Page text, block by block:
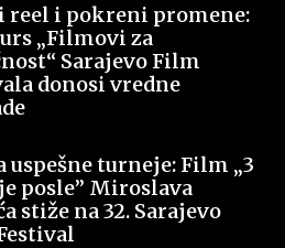
reel i pokreni promene:
„Filmovi za
Sarajevo Film
donosi vredne
uspešne turneje: Film „3
posle” Miroslava
stiže na 32. Sarajevo